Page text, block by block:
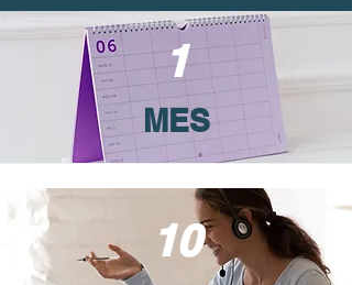
1
MES
10